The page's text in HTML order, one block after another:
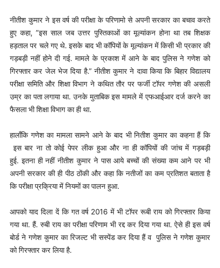
नीतीश कुमार ने इस वर्ष की परीक्षा के परिणामो से अपनी सरकार का बचाव करते
हुए कहा, ”इस साल जब उत्तर पुस्तिकाओं का मूल्यांकन होना था तब शिक्षक
हड़ताल पर चले गए थे. इसके बाद भी कॉपियों के मूल्यांकन में किसी भी प्रकार की
गड़बड़ी नहीं होने दी गई. मामले के प्रकाश में आने के बाद पुलिस ने गणेश को
गिरफ्तार कर जेल भेज दिया है.” नीतीश कुमार ने दावा किया कि बिहार विद्यालय
परीक्षा समिति और शिक्षा विभाग ने कथित तौर पर फर्जी टॉपर गणेश की असली
उम्र का पता लगाया था. उनके मुताबिक इस मामले में एफआईआर दर्ज करने का
फैसला भी शिक्षा विभाग का ही था.
हालाँकि गणेश का मामला सामने आने के बाद भी नितीश कुमार का कहना हैं कि
इस बार ना तो कोई पेपर लीक हुआ और ना ही कॉपियों की जांच में गड़बड़ी
हुई. इतना ही नहीं नीतीश कुमार ने पास आये बच्चों की संख्या कम आने पर भी
अपनी सरकार की ही पीठ ठोंकी और कहा कि नतीजों का कम प्रतिशत बताता है
कि परीक्षा प्रक्रिया में नियमों का पालन हुआ.
आपको याद दिला दें कि गत वर्ष 2016 में भी टॉपर रूबी राय को गिरफ्तार किया
गया था. हैं. रुबी राय का परीक्षा परिणाम भी रद्द कर दिया गया था. ऐसे ही इस वर्ष
बोर्ड ने गणेश कुमार का रिजल्ट भी सस्पेंड कर दिया हैं व पुलिस ने गणेश कुमार
को गिरफ्तार कर लिया है.